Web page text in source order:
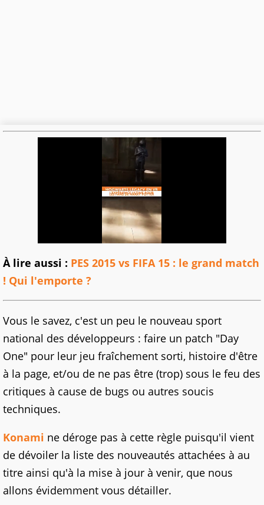
À lire aussi : PES 2015 vs FIFA 15 : le grand match
! Qui l'emporte ?
Vous le savez, c'est un peu le nouveau sport
national des développeurs : faire un patch "Day
One" pour leur jeu fraîchement sorti, histoire d'être
à la page, et/ou de ne pas être (trop) sous le feu des
critiques à cause de bugs ou autres soucis
techniques.
Konami ne déroge pas à cette règle puisqu'il vient
de dévoiler la liste des nouveautés attachées à au
titre ainsi qu'à la mise à jour à venir, que nous
allons évidemment vous détailler.